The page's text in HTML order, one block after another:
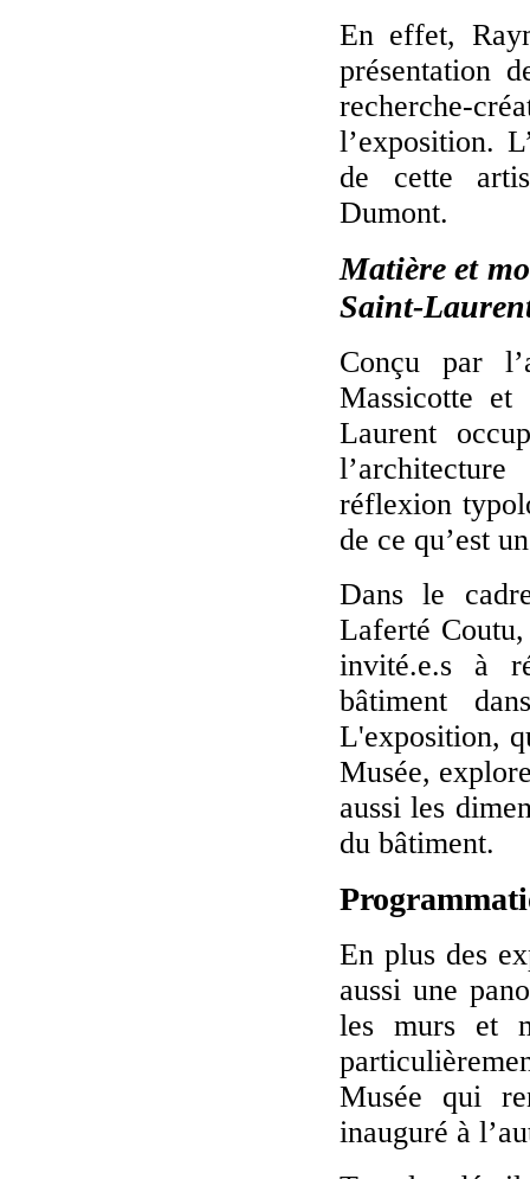
En effet,
présentation
recherche-
l’exposition.
de cette
Dumont.
Matière et
Saint-
Conçu par
Massicotte
Laurent
réflexion
de ce qu’est
Dans le
Laferté
invité.e.s à
bâtiment
L'exposition,
Musée,
aussi les
du bâtiment.
En plus des
aussi une
les murs et
Musée qui
inauguré à